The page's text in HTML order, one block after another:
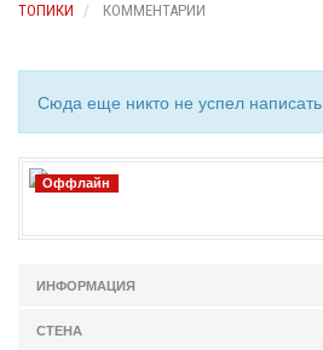
ТОПИКИ КОММЕНТАРИИ
Сюда еще никто не успел написать
Оффлайн
ИНФОРМАЦИЯ
СТЕНА